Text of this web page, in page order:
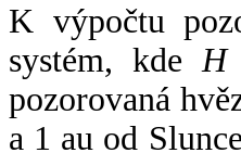
K výpočtu
systém, kde H
pozorovaná
a 1 au od